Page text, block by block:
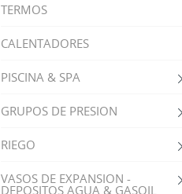
TERMOS
CALENTADORES
PISCINA & SPA
GRUPOS DE PRESION
RIEGO
VASOS DE EXPANSION -
DEPOSITOS AGUA & GASOIL